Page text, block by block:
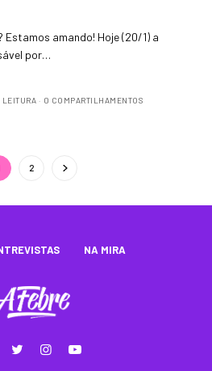
Estamos amando! Hoje (20/1) a
por…
LEITURA 0 COMPARTILHAMENTOS
2
NA MIRA